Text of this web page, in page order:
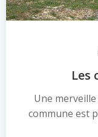
Les
Une
commune est